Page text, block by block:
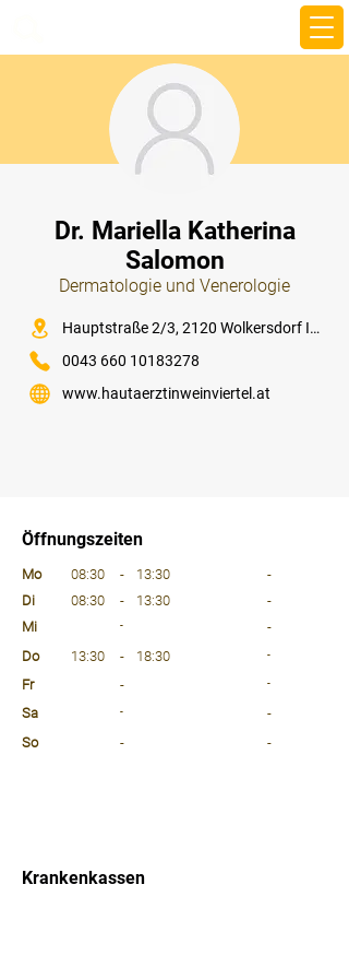
Dr. Mariella Katherina
Salomon
Dermatologie und Venerologie
Hauptstraße 2/3, 2120 Wolkersdorf Im Weinviertel
0043 660 10183278
www.hautaerztinweinviertel.at
Öffnungszeiten
Mo
08:30 - 13:30
-
Di
08:30 - 13:30
-
Mi
-
-
Do
13:30 - 18:30 -
Fr - -
Sa -
-
So
-
-
Krankenkassen